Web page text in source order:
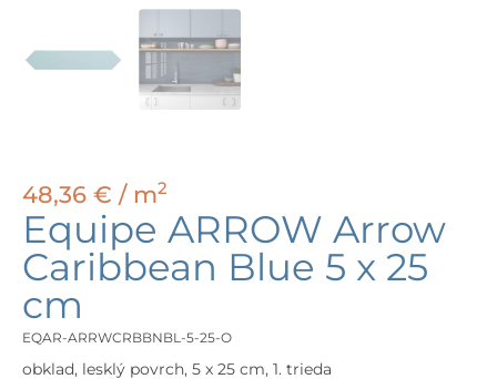
48,36 € / m2
Equipe ARROW Arrow
Caribbean Blue 5 x 25
cm
EQAR-ARRWCRBBNBL-5-25-O
obklad, lesklý povrch, 5 x 25 cm, 1. trieda